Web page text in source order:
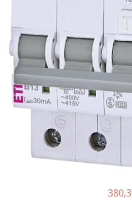
Panouri fotovoltaice si accesorii
Panouri fotovoltaice
Sisteme prindere panouri
fotovoltaice
Accesorii
Invertoare
Invertoare Hibrid
Invertoare On-grid
Invertoare Off-grid